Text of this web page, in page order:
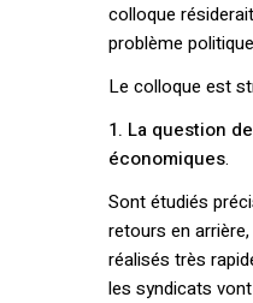
colloque
problème
Le colloque est
1. La question
économiques.
Sont étudiés
retours en
réalisés très
les syndicats